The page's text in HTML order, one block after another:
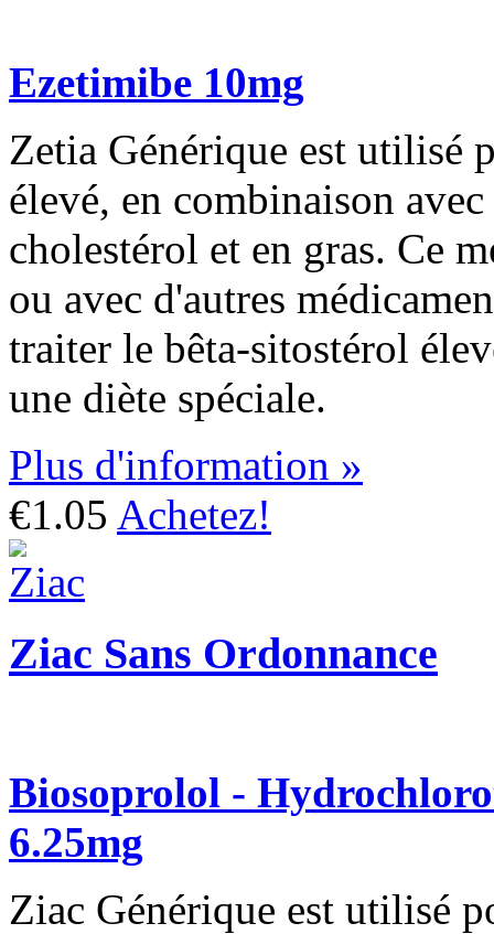
Ezetimibe 10mg
Zetia Générique est utilisé
élevé, en combinaison
cholestérol et en gras. Ce
ou avec d'autres
traiter le bêta-sitostérol
une diète spéciale.
Plus d'information »
€1.05 Achetez!
Ziac Sans Ordonnance
Biosoprolol -
6.25mg
Ziac Générique est utilisé